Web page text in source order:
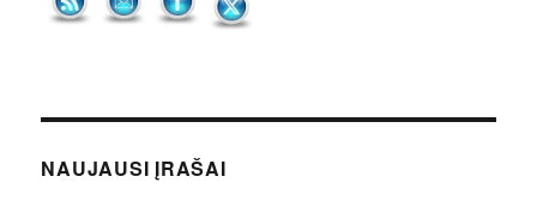
NAUJAUSI ĮRAŠAI